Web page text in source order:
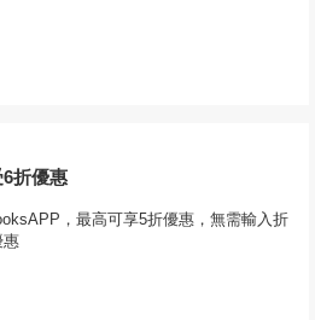
折優惠
，最高可享5折優惠，無需輸入折
惠